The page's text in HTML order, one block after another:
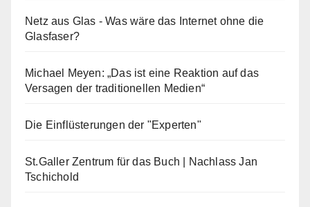
Netz aus Glas - Was wäre das Internet ohne die
Glasfaser?
Michael Meyen: „Das ist eine Reaktion auf das
Versagen der traditionellen Medien“
Die Einflüsterungen der "Experten"
St.Galler Zentrum für das Buch | Nachlass Jan
Tschichold